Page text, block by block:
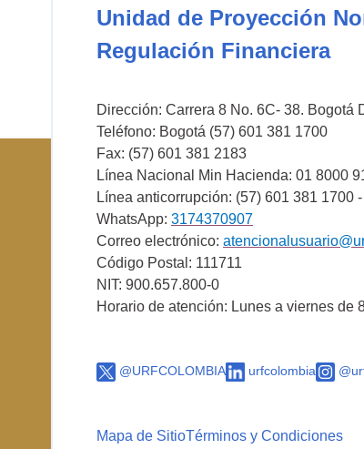
Unidad de Proyección
Regulación Financiera
Dirección: Carrera 8 No. 6C- 38. Bogotá
Teléfono: Bogotá (57) 601 381 1700
Fax: (57) 601 381 2183
Línea Nacional Min Hacienda: 01 8000
Línea anticorrupción: (57) 601 381 1700
WhatsApp: 3174370907
Correo electrónico:
Código Postal: 111711
NIT: 900.657.800-0
Horario de atención: Lunes a viernes de
@URFCOLOMBIA urfcolombia
Mapa de SitioTérminos y Condiciones